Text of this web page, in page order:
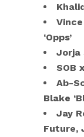
‘Opps’
Jorja
SOB
Ab-
Blake
Jay
Future,